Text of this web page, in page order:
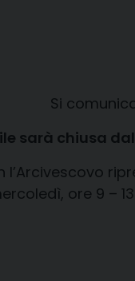
Si
sarà chiusa
l’Arcivescovo
ore 9 –